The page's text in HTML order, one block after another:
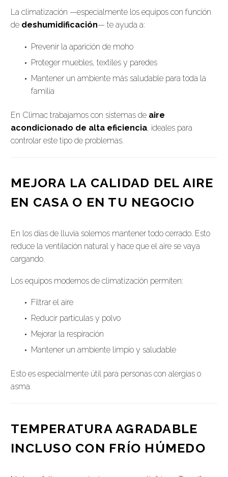
La climatización —especialmente los equipos con función
de deshumidificación— te ayuda a:
Prevenir la aparición de moho
Proteger muebles, textiles y paredes
Mantener un ambiente más saludable para toda la
familia
En Climac trabajamos con sistemas de aire
acondicionado de alta eficiencia, ideales para
controlar este tipo de problemas.
MEJORA LA CALIDAD DEL AIRE
EN CASA O EN TU NEGOCIO
En los días de lluvia solemos mantener todo cerrado. Esto
reduce la ventilación natural y hace que el aire se vaya
cargando.
Los equipos modernos de climatización permiten:
Filtrar el aire
Reducir partículas y polvo
Mejorar la respiración
Mantener un ambiente limpio y saludable
Esto es especialmente útil para personas con alergias o
asma.
TEMPERATURA AGRADABLE
INCLUSO CON FRÍO HÚMEDO